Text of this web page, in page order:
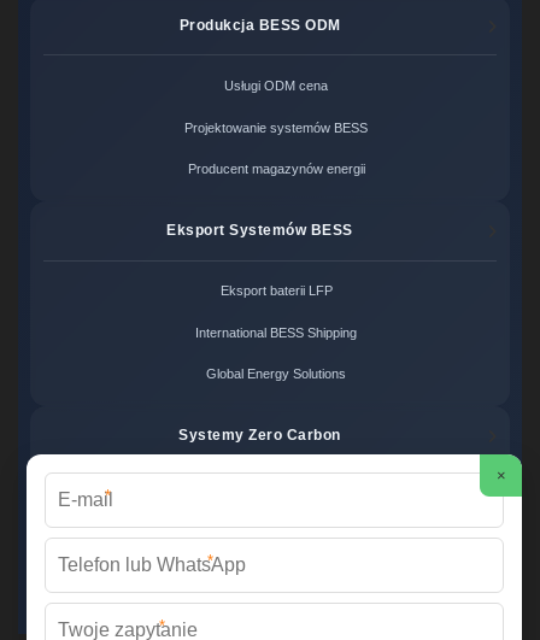
Produkcja BESS ODM
Usługi ODM cena
Projektowanie systemów BESS
Producent magazynów energii
Eksport Systemów BESS
Eksport baterii LFP
International BESS Shipping
Global Energy Solutions
Systemy Zero Carbon
Zero Carbon Energy
Ekologiczne rozwiązania OZE
×
*
*
*